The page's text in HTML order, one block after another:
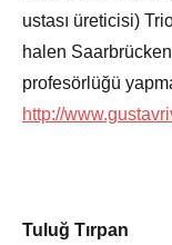
ustası üreticisi)
halen
profesörlüğü
http://
Tuluğ Tırpan